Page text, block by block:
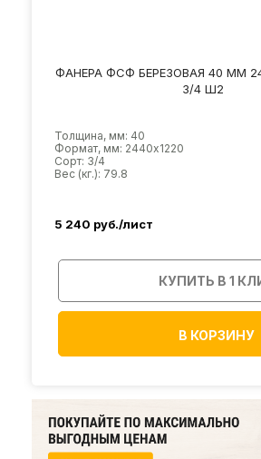
ФАНЕРА ФСФ БЕРЕЗОВАЯ 40 ММ
3/4 Ш2
Толщина, мм: 40
Формат, мм: 2440х1220
Сорт: 3/4
Вес (кг.): 79.8
5 240 руб./лист
КУПИТЬ В 1
В КОРЗИНУ